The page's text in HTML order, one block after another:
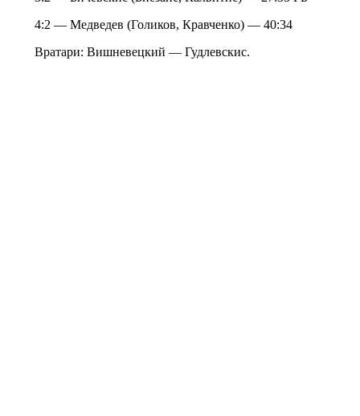
4:2 — Медведев (Голиков, Кравченко) — 40:34
Вратари: Вишневецкий — Гудлевскис.